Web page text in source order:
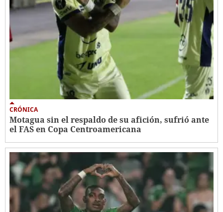
CRÓNICA
Motagua sin el respaldo de su afición, sufrió ante
el FAS en Copa Centroamericana